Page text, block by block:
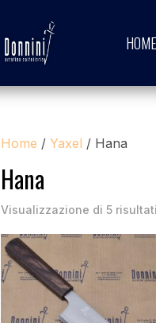
HOME
Home /Yaxel / Hana
Hana
Visualizzazione di 5 risultati